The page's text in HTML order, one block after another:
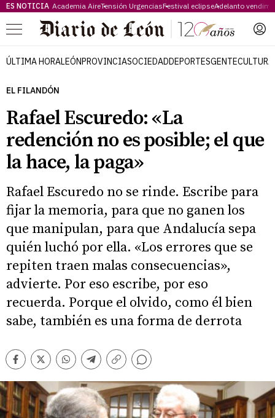
ES NOTICIA Academia AireTensión UrgenciasFestival eclipseAdelanto
Menú
ÚLTIMA HORALEÓNPROVINCIASOCIEDADDEPORTESGENTECULTURA
EL FILANDÓN
Rafael Escuredo: «La
redención no es posible; el que
la hace, la paga»
Rafael Escuredo no se rinde. Escribe para
fijar la memoria, para que no ganen los
que manipulan, para que Andalucía sepa
quién luchó por ella. «Los errores que se
repiten traen malas consecuencias»,
advierte. Por eso escribe, por eso
recuerda. Porque el olvido, como él bien
sabe, también es una forma de derrota
Facebook
TwitterWhatsappTelegram
Copiar
Comentarios